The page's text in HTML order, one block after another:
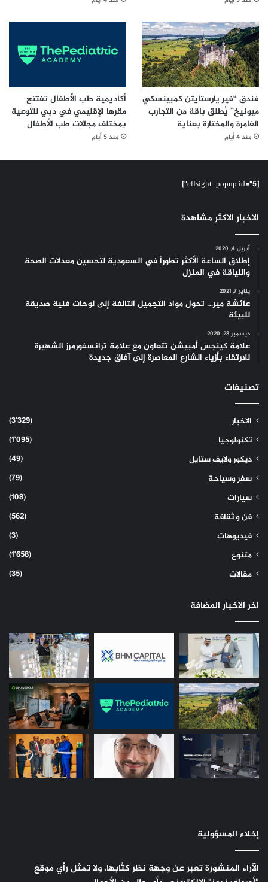
فندق “فير يارستايتن كمبينسكي
ميونيخ” يُطلق باقة من التجارب
الغامرة والمختارة بعناية
منذ 4 أيام
أكاديمية طب الأطفال تفتتح
مقرها الإقليمي في دبي للتوعية
بمختلف مجالات طب الأطفال
منذ 5 أيام
[elfsight_popup id="5"]
الاخبار الاكثر مشاهدة
أبريل 4, 2020
إطلاق الساعة الأكثر تطوراً في السعودية لتحسين معدلات الصحة
واللياقة في المنزل
يناير 7, 2021
عائشة مير… تحول مواد التجميل التالفة إلى لوحات فنية صديقة
للبيئة
ديسمبر 28, 2020
علامة كينجس أمبيشن تتعاون مع علامة ترانسفورمرز الشهيرة
للارتقاء بأزياء الشارع المعاصرة إلى آفاق جديدة
تصنيفات
الاخبار
(3٬329)
تكنولوجيا
(1٬095)
ديكور ولايف ستايل
(49)
سفر وسياحة
(79)
سيارات
(108)
فن و ثقافة
(562)
فيديوهات
(3)
متنوع
(1٬658)
مقالات
(35)
اخر الاخبار المضافة
إخلاء المسؤولية
الآراء المنشورة تعبر عن وجهة نظر كتَّابها، ولا تمثل رأي موقع